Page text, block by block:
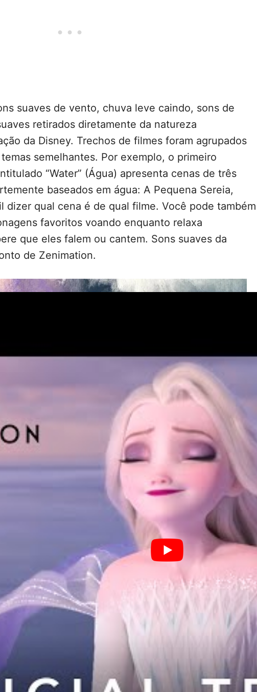
suaves de vento, chuva leve caindo, sons de
retirados diretamente da natureza
da Disney. Trechos de filmes foram agrupados
semelhantes. Por exemplo, o primeiro
“Water” (Água) apresenta cenas de três
baseados em água: A Pequena Sereia,
dizer qual cena é de qual filme. Você pode também
favoritos voando enquanto relaxa
que eles falem ou cantem. Sons suaves da
de Zenimation.